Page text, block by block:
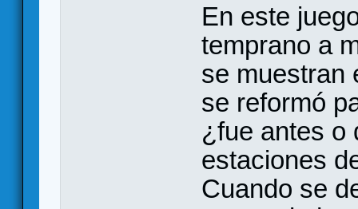
En este
temprano a
se muestran
se reformó
¿fue antes o
estaciones
Cuando se